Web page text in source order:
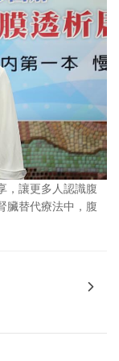
，讓更多人認識腹
臟替代療法中，腹